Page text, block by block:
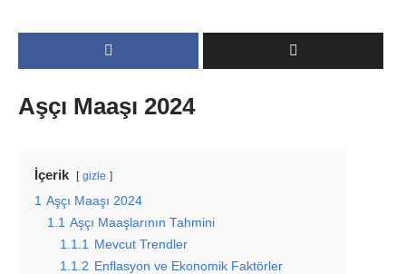
Aşçı Maaşı 2024
İçerik gizle
1 Aşçı Maaşı 2024
1.1 Aşçı Maaşlarının Tahmini
1.1.1 Mevcut Trendler
1.1.2 Enflasyon ve Ekonomik Faktörler